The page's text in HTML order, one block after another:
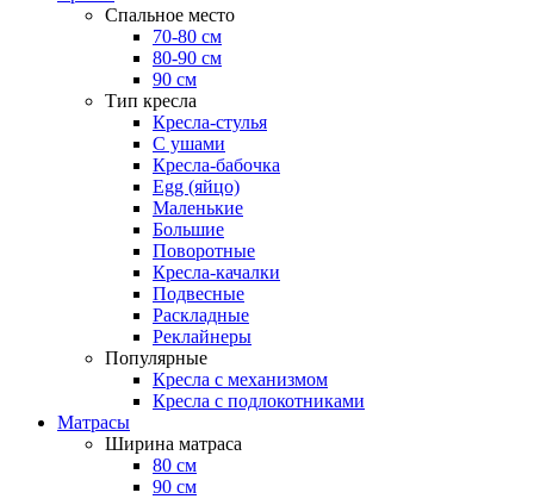
Спальное место
70-80 см
80-90 см
90 см
Тип кресла
Кресла-стулья
С ушами
Кресла-бабочка
Egg (яйцо)
Маленькие
Большие
Поворотные
Кресла-качалки
Подвесные
Раскладные
Реклайнеры
Популярные
Кресла с механизмом
Кресла с подлокотниками
Матрасы
Ширина матраса
80 см
90 см